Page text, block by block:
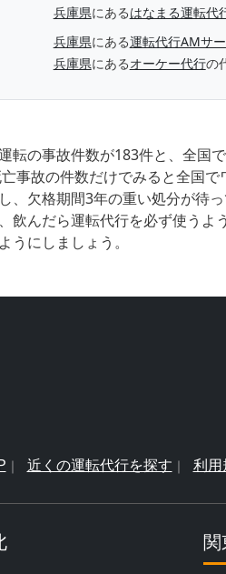
兵庫県にあるはなまる運転代
兵庫県にある運転代行AMサ
兵庫県にあるオーケー代行の
転の事故件数が183件と、全国
事故の件数だけでみると全国
、欠格期間3年の重い処分が待
飲んだら運転代行を必ず使う
うにしましょう。
近くの運転代行を探す 利用
関